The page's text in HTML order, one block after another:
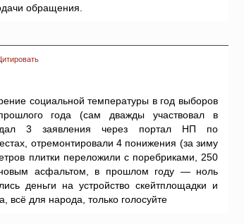
обращения.
социальной температуры в год выборов
года (сам дважды участвовал в
3 заявления через портал НП по
отремонтировали 4 понижения (за зиму
плитки переложили с поребриками, 250
новым асфальтом, в прошлом году — ноль
деньги на устройство скейтплощадки и
всё для народа, только голосуйте